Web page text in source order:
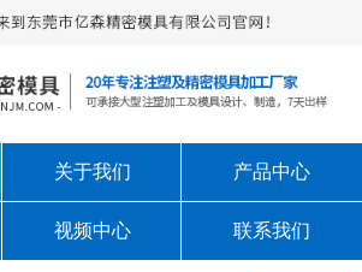
关于我们 产品中心
视频中心 联系我们